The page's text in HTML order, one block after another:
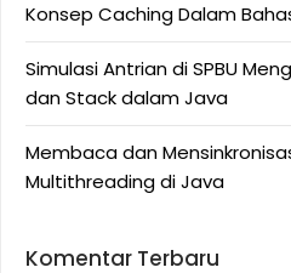
Konsep Caching Dalam
Simulasi Antrian di SPBU
dan Stack dalam Java
Membaca dan
Multithreading di Java
Komentar Terbaru